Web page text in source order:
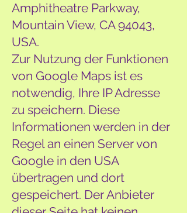
Amphitheatre Parkway,
Mountain View, CA 94043,
USA.
Zur Nutzung der Funktionen
von Google Maps ist es
notwendig, Ihre IP Adresse
zu speichern. Diese
Informationen werden in der
Regel an einen Server von
Google in den USA
übertragen und dort
gespeichert. Der Anbieter